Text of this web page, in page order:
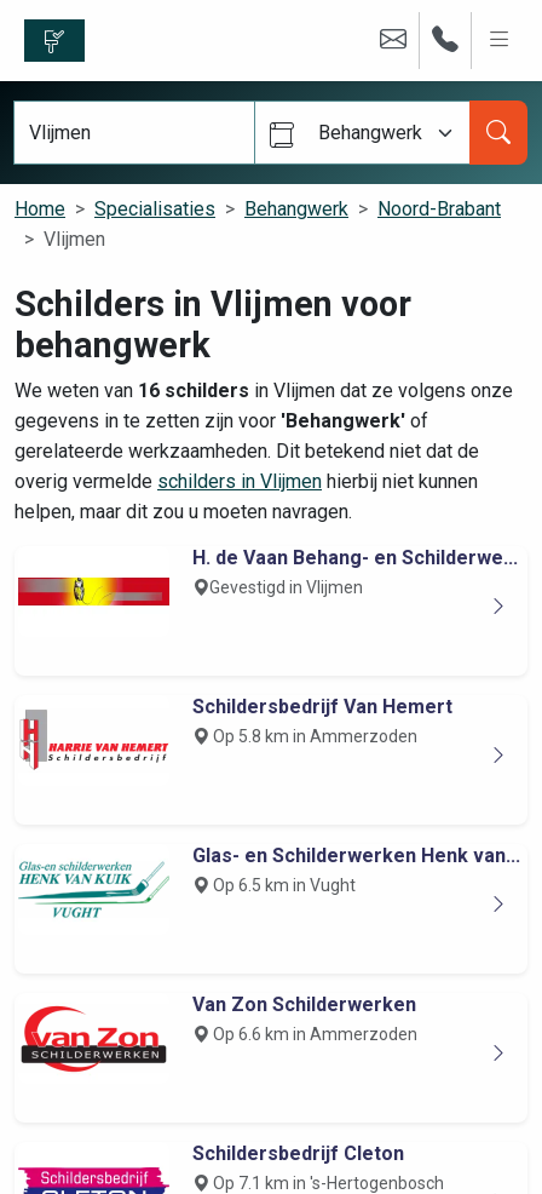
Behangwerk
Home Specialisaties Behangwerk
Noord-Brabant
Vlijmen
Schilders in Vlijmen voor
behangwerk
We weten van 16 schilders in Vlijmen dat ze volgens onze
gegevens in te zetten zijn voor 'Behangwerk' of
gerelateerde werkzaamheden. Dit betekend niet dat de
overig vermelde schilders in Vlijmen hierbij niet kunnen
helpen, maar dit zou u moeten navragen.
H. de Vaan Behang- en Schilderwe...
Gevestigd in Vlijmen
Schildersbedrijf Van Hemert
Op 5.8 km in Ammerzoden
Glas- en Schilderwerken Henk van...
Op 6.5 km in Vught
Van Zon Schilderwerken
Op 6.6 km in Ammerzoden
Schildersbedrijf Cleton
Op 7.1 km in 's-Hertogenbosch